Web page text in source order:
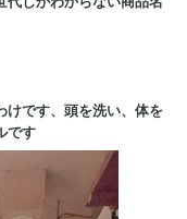
けです、頭を洗い、体を
です